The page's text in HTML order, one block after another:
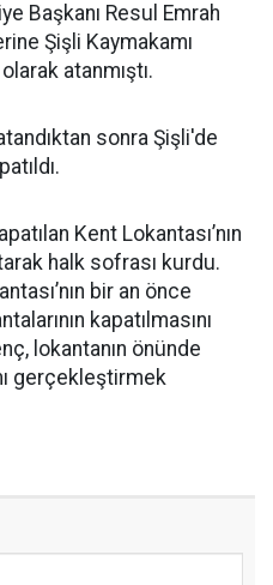
Başkanı Resul Emrah
Şişli Kaymakamı
atanmıştı.
sonra Şişli'de
Kent Lokantası’nın
halk sofrası kurdu.
bir an önce
kapatılmasını
lokantanın önünde
gerçekleştirmek